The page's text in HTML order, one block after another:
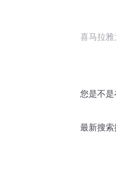
喜马拉
您是不是
最新搜索